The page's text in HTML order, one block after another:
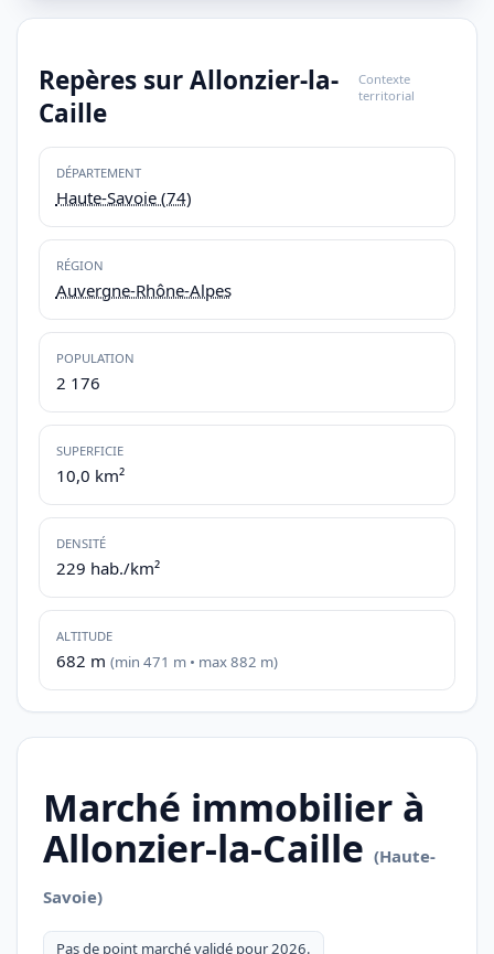
Repères sur Allonzier-la-
Caille
Contexte
territorial
DÉPARTEMENT
Haute-Savoie (74)
RÉGION
Auvergne-Rhône-Alpes
POPULATION
2 176
SUPERFICIE
10,0 km²
DENSITÉ
229 hab./km²
ALTITUDE
682 m (min 471 m • max 882 m)
Marché immobilier à
Allonzier-la-Caille (Haute-
Savoie)
Pas de point marché validé pour 2026.